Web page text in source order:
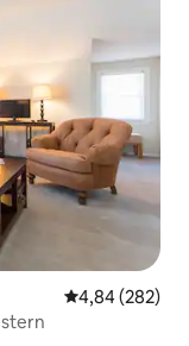
Gemiddelde
4,84 (282)